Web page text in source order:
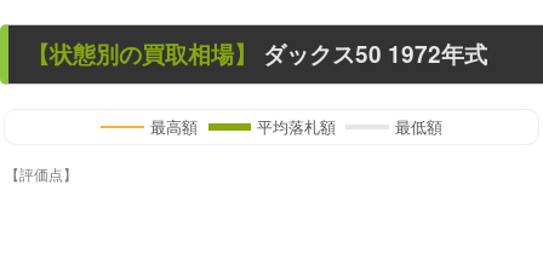
【状態別の買取相場】 ダックス50 1972年式
最高額 平均落札額 最低額
【評価点】